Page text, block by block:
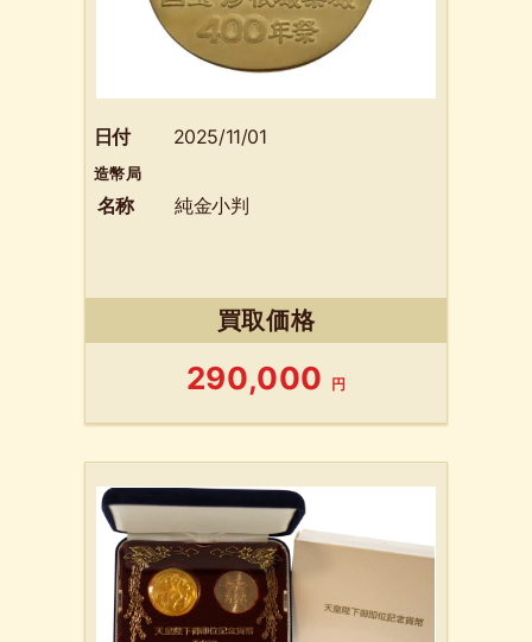
日付 2025/11/01
造幣局
名称 純金小判
買取価格
290,000 円